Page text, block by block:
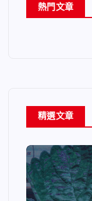
熱門文章
精選文章